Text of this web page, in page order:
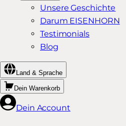
Unsere Geschichte
Darum EISENHORN
Testimonials
Blog
Land & Sprache
Dein Warenkorb
Dein Account